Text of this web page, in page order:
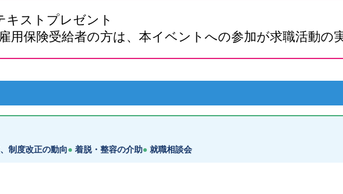
ストプレゼント
用保険受給者の方は、本イベントへの参加が求職活動の
制度改正の動向 着脱・整容の介助 就職相談会